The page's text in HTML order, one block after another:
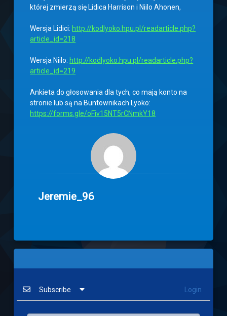
której zmierzą się Lidica Harrison i Niilo Ahonen,
Wersja Lidici: http://kodlyoko.hpu.pl/readarticle.php?
article_id=218
Wersja Niilo: http://kodlyoko.hpu.pl/readarticle.php?
article_id=219
Ankieta do głosowania dla tych, co mają konto na
stronie lub są na Buntownikach Lyoko:
https://forms.gle/oFiv15NT5rCNmkY18
Jeremie_96
Subscribe Login